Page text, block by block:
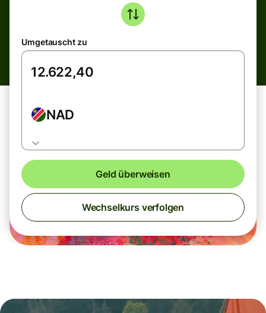
Umgetauscht zu
NAD
Geld überweisen
Wechselkurs verfolgen